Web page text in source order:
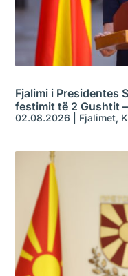
Fjalimi i Presidentes
festimit të 2 Gushtit
02.08.2026 Fjalimet,